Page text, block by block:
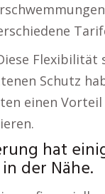
Flexibilität
Schutz
einen
hat
der Nähe.